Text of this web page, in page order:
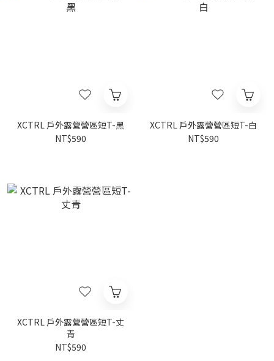
XCTRL 戶外露營營區短T-黑
NT$590
XCTRL 戶外露營營區短T-白
NT$590
XCTRL 戶外露營營區短T-丈
青
NT$590